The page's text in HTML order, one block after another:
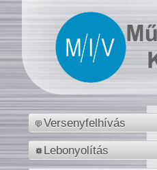
Versenyfelhívás
Lebonyolítás